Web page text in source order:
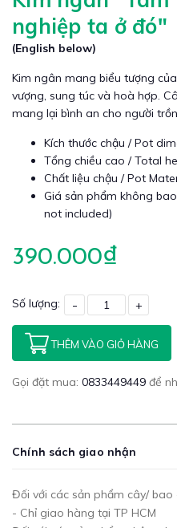
nghiệp ta ở đó"
(English below)
Kim ngân mang biểu tượng
vượng, sung túc và hoà hợp.
mang lại bình an cho người
Kích thước chậu / Pot
Tổng chiều cao / Total
Chất liệu chậu / Pot
Giá sản phẩm không
not included)
390.000₫
Số lượng: - +
THÊM VÀO GIỎ HÀNG
Gọi đặt mua: 0833449449 để
Chính sách giao nhận
Đối với các sản phẩm cây/ bao
- Chỉ giao hàng tại TP HCM